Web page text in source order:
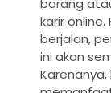
karir
berjalan,
ini akan